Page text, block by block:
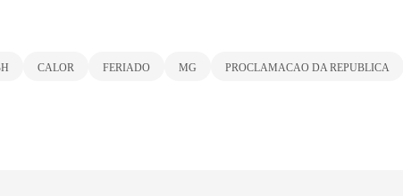
CALOR FERIADO MG PROCLAMACAO DA REPUBLICA